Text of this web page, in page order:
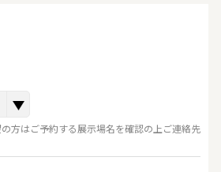
方はご予約する展示場名を確認の上ご連絡先